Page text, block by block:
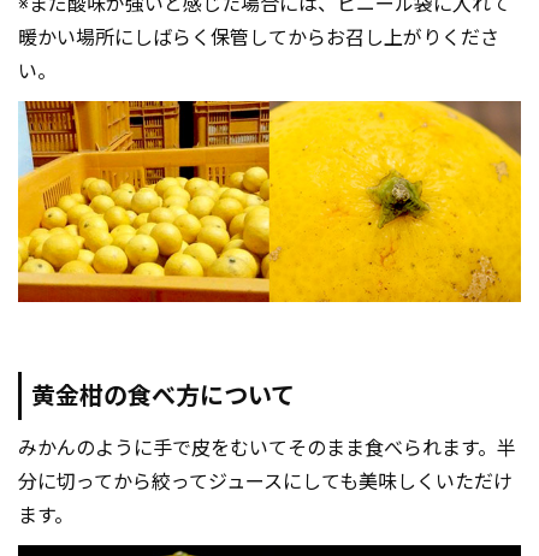
暖かい場所にしばらく保管してからお召し上がりくださ
い。
黄金柑の食べ方について
みかんのように手で皮をむいてそのまま食べられます。半
分に切ってから絞ってジュースにしても美味しくいただけ
ます。